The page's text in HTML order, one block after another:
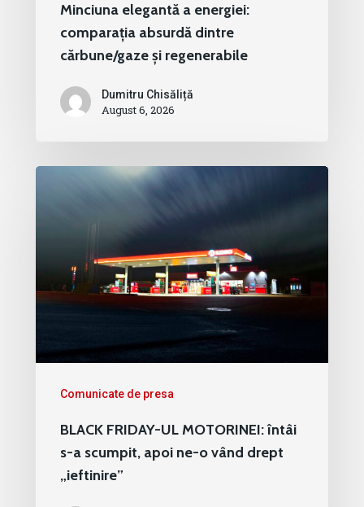
Minciuna elegantă a energiei:
comparația absurdă dintre
cărbune/gaze și regenerabile
Dumitru Chisăliță
August 6, 2026
Comunicate de presa
BLACK FRIDAY-UL MOTORINEI: întâi
s-a scumpit, apoi ne-o vând drept
„ieftinire”